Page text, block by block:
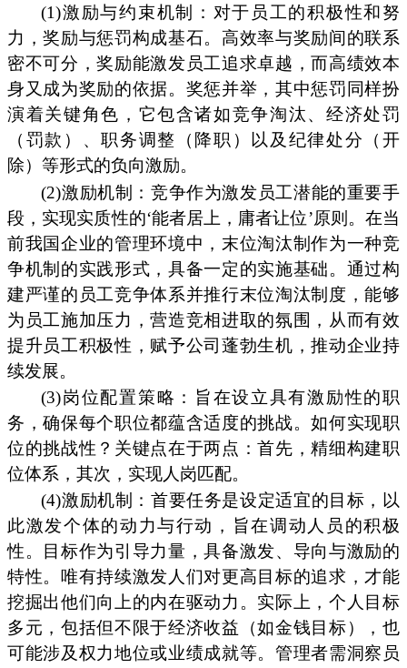
(1)激励与约束机制：对于员工的积极性和努
力，奖励与惩罚构成基石。高效率与奖励间的联系
密不可分，奖励能激发员工追求卓越，而高绩效本
身又成为奖励的依据。奖惩并举，其中惩罚同样扮
演着关键角色，它包含诸如竞争淘汰、经济处罚
（罚款）、职务调整（降职）以及纪律处分（开
除）等形式的负向激励。
(2)激励机制：竞争作为激发员工潜能的重要手
段，实现实质性的‘能者居上，庸者让位’原则。在当
前我国企业的管理环境中，末位淘汰制作为一种竞
争机制的实践形式，具备一定的实施基础。通过构
建严谨的员工竞争体系并推行末位淘汰制度，能够
为员工施加压力，营造竞相进取的氛围，从而有效
提升员工积极性，赋予公司蓬勃生机，推动企业持
续发展。
(3)岗位配置策略：旨在设立具有激励性的职
务，确保每个职位都蕴含适度的挑战。如何实现职
位的挑战性？关键点在于两点：首先，精细构建职
位体系，其次，实现人岗匹配。
(4)激励机制：首要任务是设定适宜的目标，以
此激发个体的动力与行动，旨在调动人员的积极
性。目标作为引导力量，具备激发、导向与激励的
特性。唯有持续激发人们对更高目标的追求，才能
挖掘出他们向上的内在驱动力。实际上，个人目标
多元，包括但不限于经济收益（如金钱目标），也
可能涉及权力地位或业绩成就等。管理者需洞察员